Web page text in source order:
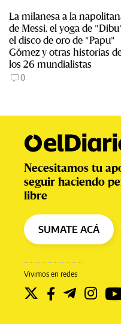
La milanesa a la
de Messi, el yoga de
el disco de oro de "Papu"
Gómez y otras historias
los 26 mundialistas
0
Vivimos en redes
Necesitamos tu
seguir haciendo
libre
SUMATE ACÁ